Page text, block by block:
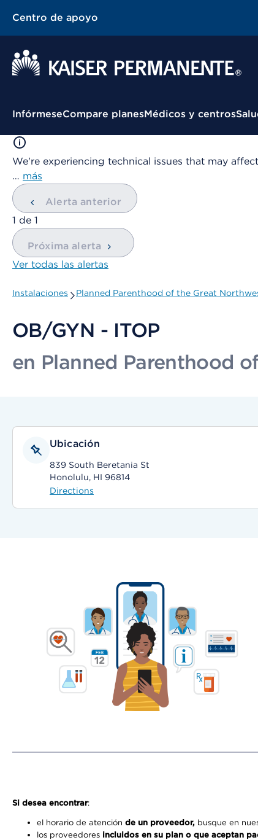
Centro de apoyo
Menú contextual
InfórmeseCompare planesMédicos y centros
We're experiencing technical issues that may
… más
Alerta anterior
mostrando
1 de 1
Próxima alerta
Ver todas las alertas
Instalaciones Planned Parenthood of the Great
OB/GYN - ITOP
en Planned Parenthood
Ubicación
839 South Beretania St
Honolulu, HI 96814
Directions
Si desea encontrar:
el horario de atención de un proveedor, busque en
los proveedores incluidos en su plan o que aceptan